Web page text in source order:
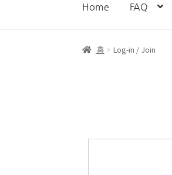
Home FAQ
홈 Log-in / Join